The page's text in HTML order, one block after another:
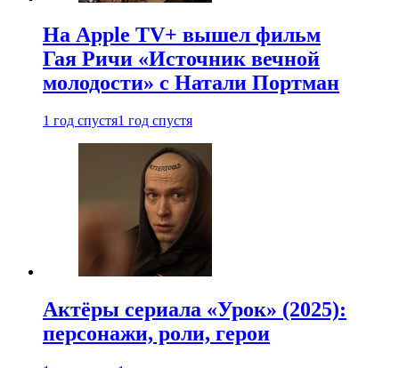
На Apple TV+ вышел фильм
Гая Ричи «Источник вечной
молодости» с Натали Портман
1 год спустя1 год спустя
Актёры сериала «Урок» (2025):
персонажи, роли, герои